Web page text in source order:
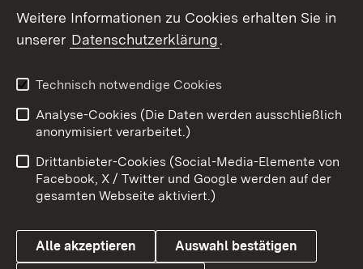
Social Wall
X / Twitter
Youtube
Benutzungshinweise
Barrierefreiheit
Datenschutz
Cookies
Weitere Informationen zu Cookies erhalten Sie in
unserer Datenschutzerklärung.
Technisch notwendige Cookies
Analyse-Cookies (Die Daten werden ausschließlich
anonymisiert verarbeitet.)
Drittanbieter-Cookies (Social-Media-Elemente von
Facebook, X / Twitter und Google werden auf der
gesamten Webseite aktiviert.)
Alle akzeptieren Auswahl bestätigen